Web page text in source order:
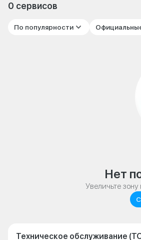
0 сервисов
По популярности
Нет
Увеличьте
Техническое обслуживание